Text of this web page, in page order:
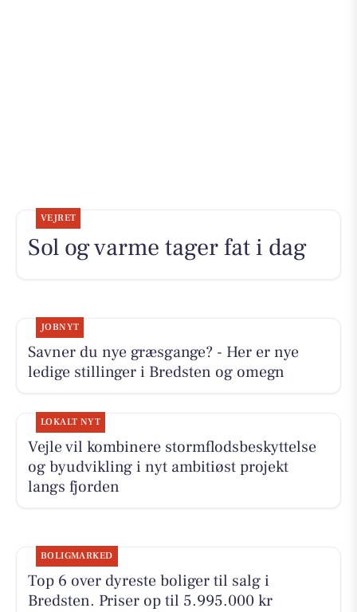
VEJRET
Sol og varme tager fat i dag
JOBNYT
Savner du nye græsgange? - Her er nye
ledige stillinger i Bredsten og omegn
LOKALT NYT
Vejle vil kombinere stormflodsbeskyttelse
og byudvikling i nyt ambitiøst projekt
langs fjorden
BOLIGMARKED
Top 6 over dyreste boliger til salg i
Bredsten. Priser op til 5.995.000 kr